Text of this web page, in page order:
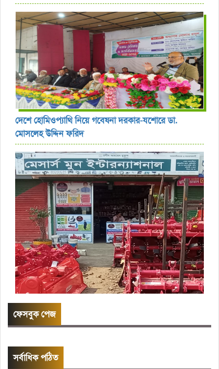
দেশে হোমিওপ্যাথি নিয়ে গবেষনা দরকার-যশোরে ডা.
মোসলেহ উদ্দিন ফরিদ
ফেসবুক পেজ
সর্বাধিক পঠিত